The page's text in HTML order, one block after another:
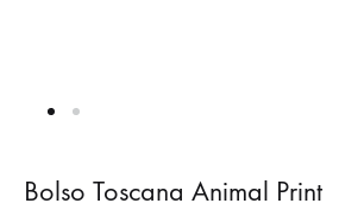
Bolso Toscana Animal Print